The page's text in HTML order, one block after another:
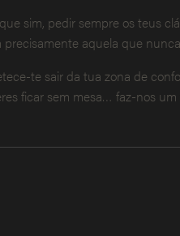
sim, pedir sempre os teus
precisamente aquela que
te sair da tua zona de
ficar sem mesa… faz-nos um